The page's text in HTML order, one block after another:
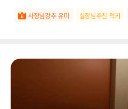
사장님강추 유미 실장님추천 럭키